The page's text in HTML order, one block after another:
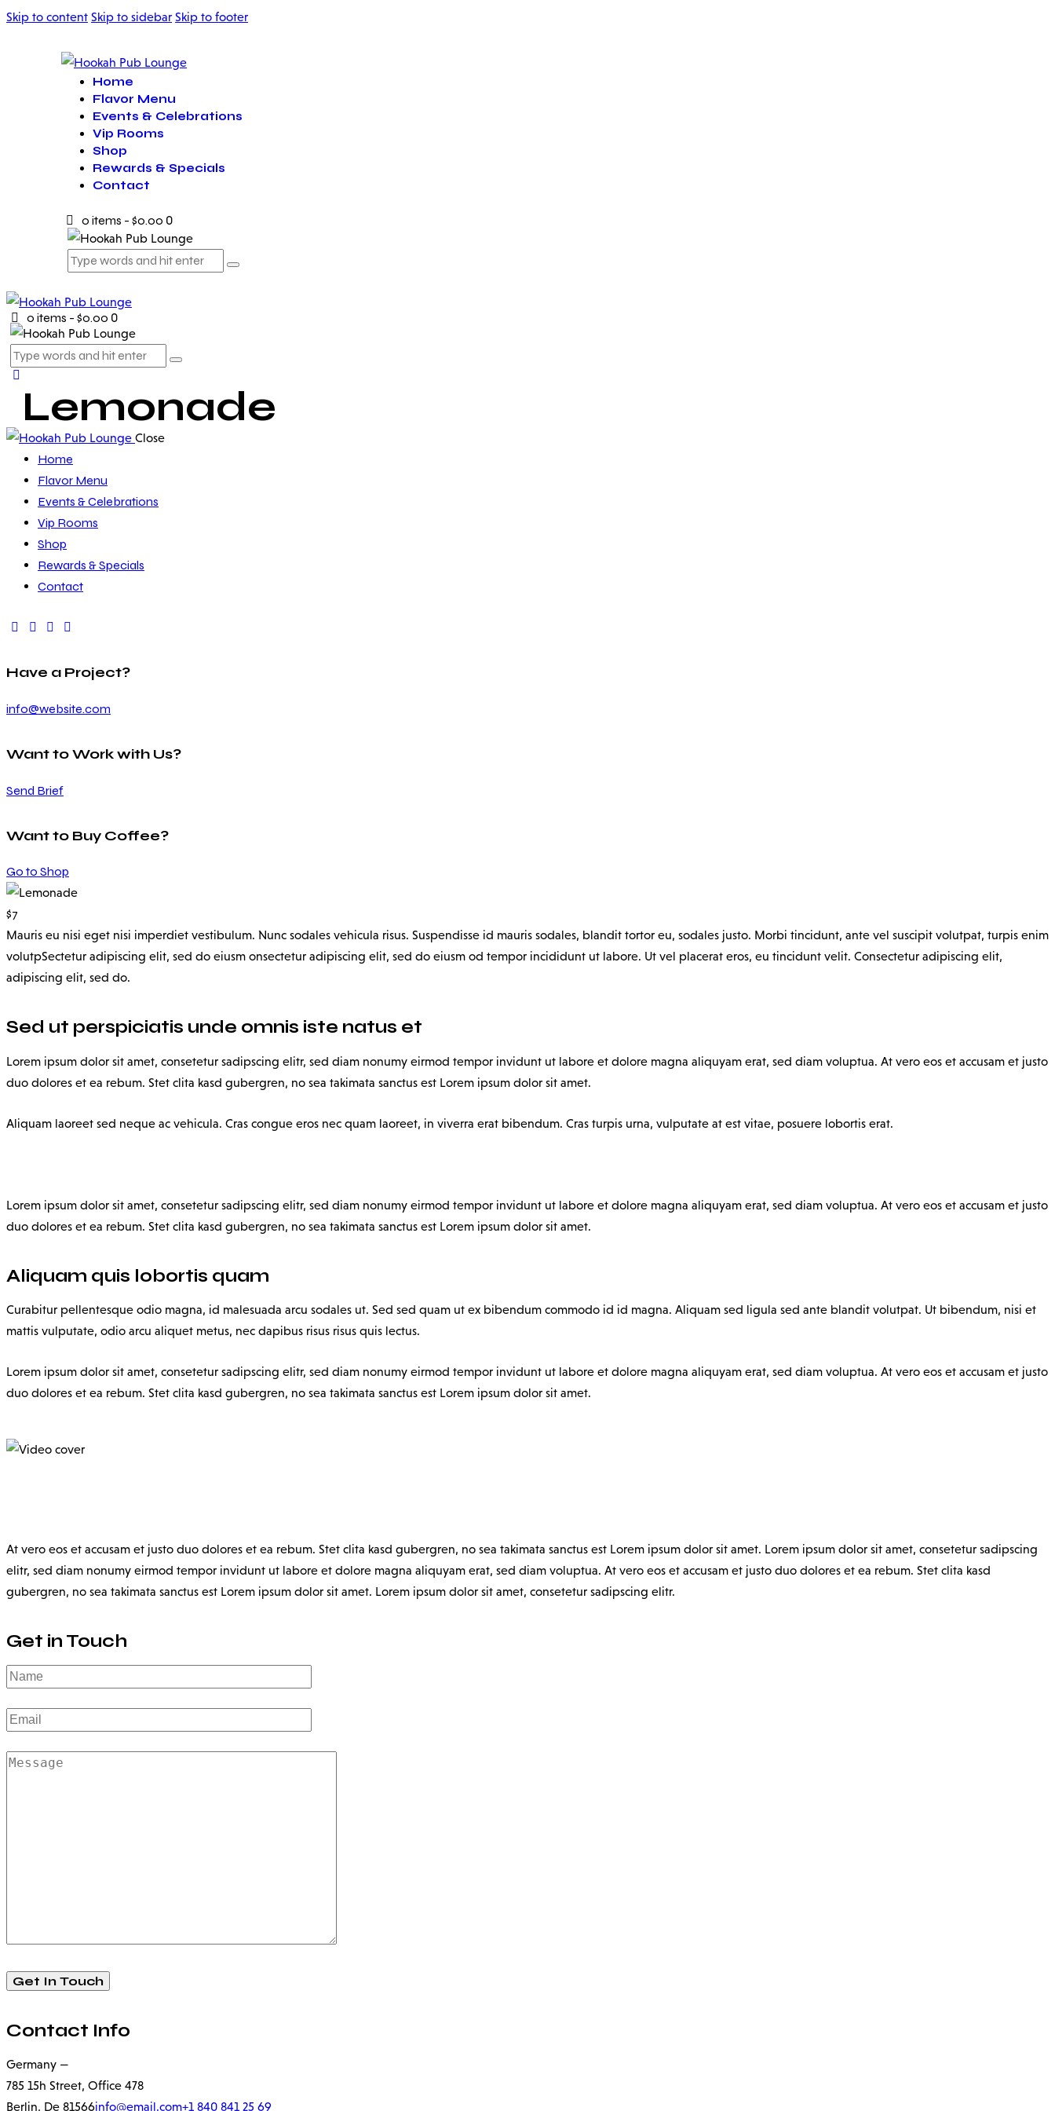
Skip to content Skip to sidebar Skip to footer
Home
Flavor Menu
Events & Celebrations
Vip Rooms
Shop
Rewards & Specials
Contact
0 items -$0.00 0
0 items -$0.00 0
Lemonade
Close
Home
Flavor Menu
Events & Celebrations
Vip Rooms
Shop
Rewards & Specials
Contact
Have a Project?
info@website.com
Want to Work with Us?
Send Brief
Want to Buy Coffee?
Go to Shop
$7
Mauris eu nisi eget nisi imperdiet vestibulum. Nunc sodales vehicula risus. Suspendisse id mauris sodales, blandit tortor eu, sodales justo. Morbi tincidunt, ante vel suscipit volutpat, turpis enim
volutpSectetur adipiscing elit, sed do eiusm onsectetur adipiscing elit, sed do eiusm od tempor incididunt ut labore. Ut vel placerat eros, eu tincidunt velit. Consectetur adipiscing elit,
adipiscing elit, sed do.
Sed ut perspiciatis unde omnis iste natus et
Lorem ipsum dolor sit amet, consetetur sadipscing elitr, sed diam nonumy eirmod tempor invidunt ut labore et dolore magna aliquyam erat, sed diam voluptua. At vero eos et accusam et justo
duo dolores et ea rebum. Stet clita kasd gubergren, no sea takimata sanctus est Lorem ipsum dolor sit amet.
Aliquam laoreet sed neque ac vehicula. Cras congue eros nec quam laoreet, in viverra erat bibendum. Cras turpis urna, vulputate at est vitae, posuere lobortis erat.
Lorem ipsum dolor sit amet, consetetur sadipscing elitr, sed diam nonumy eirmod tempor invidunt ut labore et dolore magna aliquyam erat, sed diam voluptua. At vero eos et accusam et justo
duo dolores et ea rebum. Stet clita kasd gubergren, no sea takimata sanctus est Lorem ipsum dolor sit amet.
Aliquam quis lobortis quam
Curabitur pellentesque odio magna, id malesuada arcu sodales ut. Sed sed quam ut ex bibendum commodo id id magna. Aliquam sed ligula sed ante blandit volutpat. Ut bibendum, nisi et
mattis vulputate, odio arcu aliquet metus, nec dapibus risus risus quis lectus.
Lorem ipsum dolor sit amet, consetetur sadipscing elitr, sed diam nonumy eirmod tempor invidunt ut labore et dolore magna aliquyam erat, sed diam voluptua. At vero eos et accusam et justo
duo dolores et ea rebum. Stet clita kasd gubergren, no sea takimata sanctus est Lorem ipsum dolor sit amet.
At vero eos et accusam et justo duo dolores et ea rebum. Stet clita kasd gubergren, no sea takimata sanctus est Lorem ipsum dolor sit amet. Lorem ipsum dolor sit amet, consetetur sadipscing
elitr, sed diam nonumy eirmod tempor invidunt ut labore et dolore magna aliquyam erat, sed diam voluptua. At vero eos et accusam et justo duo dolores et ea rebum. Stet clita kasd
gubergren, no sea takimata sanctus est Lorem ipsum dolor sit amet. Lorem ipsum dolor sit amet, consetetur sadipscing elitr.
Get in Touch
Contact Info
Germany —
785 15h Street, Office 478
Berlin, De 81566info@email.com+1 840 841 25 69